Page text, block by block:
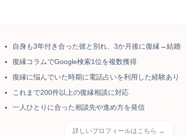
自身も3年付き合った彼と別れ、3か月後に復縁→結婚
復縁コラムでGoogle検索1位を複数獲得
復縁に悩んでいた時期に電話占いを利用した経験あり
これまで200件以上の復縁相談に対応
一人ひとりに合った相談先や進め方を発信
詳しいプロフィールはこちら →